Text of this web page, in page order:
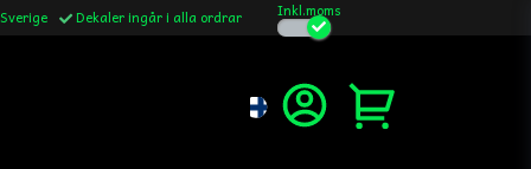
Dekaler ingår i alla ordrar Inkl.moms